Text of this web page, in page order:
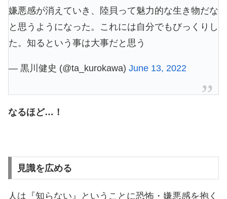
嫌悪感が消えていき、陸貝って魅力的な生き物だな
と思うようになった。これには自分でもびっくりし
た。知るという事は大事だと思う
— 黒川健史 (@ta_kurokawa) June 13, 2022
なるほど…！
見識を広める
人は『知らない』ということに恐怖・嫌悪感を抱く